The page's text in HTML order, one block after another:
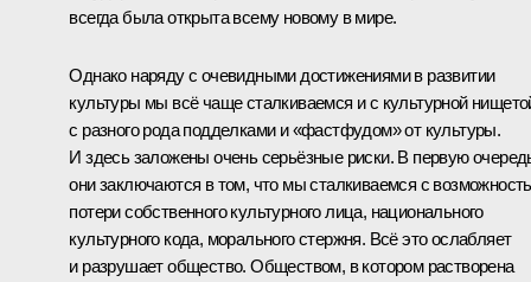
всегда была открыта всему новому в мире.
Однако наряду с очевидными достижениями в развитии
культуры мы всё чаще сталкиваемся и с культурной
с разного рода подделками и «фастфудом» от культуры.
И здесь заложены очень серьёзные риски. В первую
они заключаются в том, что мы сталкиваемся с
потери собственного культурного лица, национального
культурного кода, морального стержня. Всё это ослабляет
и разрушает общество. Обществом, в котором растворена